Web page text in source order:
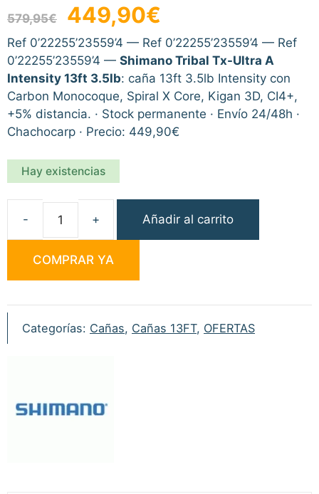
579,95€
precio
original
era:
579,95€.
449,90€
actual
es:
449,90€.
Ref 0’22255’23559’4 — Ref 0’22255’23559’4 — Ref
0’22255’23559’4 — Shimano Tribal Tx-Ultra A
Intensity 13ft 3.5lb: caña 13ft 3.5lb Intensity con
Carbon Monocoque, Spiral X Core, Kigan 3D, CI4+,
+5% distancia. · Stock permanente · Envío 24/48h ·
Chachocarp · Precio: 449,90€
Hay existencias
Shimano
Tx-
Ultra
13ft
Añadir al carrito
COMPRAR YA
Categorías: Cañas, Cañas 13FT, OFERTAS